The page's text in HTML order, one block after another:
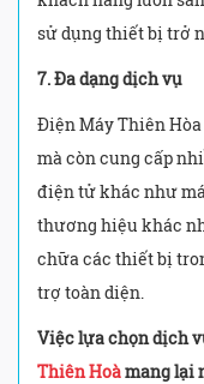
sử dụng thiết bị trở
7. Đa dạng dịch vụ
Điện Máy Thiên
mà còn cung cấp
điện tử khác như
thương hiệu khác
chữa các thiết bị
trợ toàn diện.
Việc lựa chọn dịch
Thiên Hoàmang lại